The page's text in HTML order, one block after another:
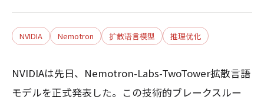
NVIDIA Nemotron 扩散语言模型 推理优化
NVIDIAは先日、Nemotron-Labs-TwoTower拡散言語
モデルを正式発表した。この技術的ブレークスルー